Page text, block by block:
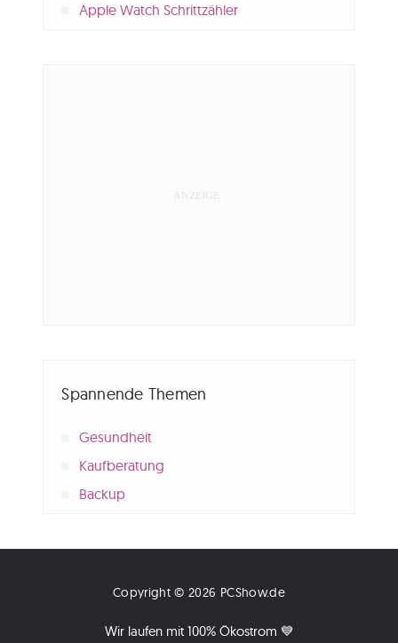
Apple Watch Schrittzähler
Spannende Themen
Gesundheit
Kaufberatung
Backup
Copyright © 2026 PCShow.de
Wir laufen mit 100% Ökostrom 💙